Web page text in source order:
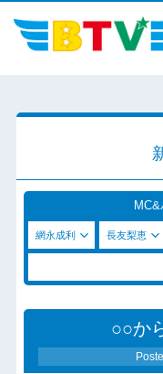
網永成利 長友梨恵
○○か